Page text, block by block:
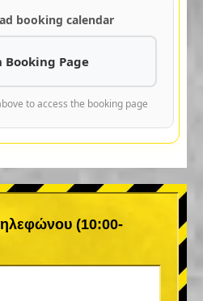
booking calendar
Booking Page
to access the booking page
(10:00-